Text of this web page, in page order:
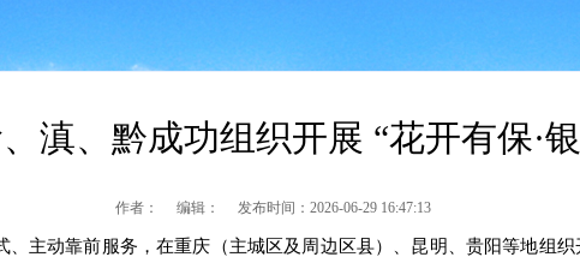
滇、黔成功组织开展 “花开有保·
作者： 编辑： 发布时间： 2026-06-29 16:47:13
、主动靠前服务，在重庆（主城区及周边区县）、昆明、贵阳等地组织